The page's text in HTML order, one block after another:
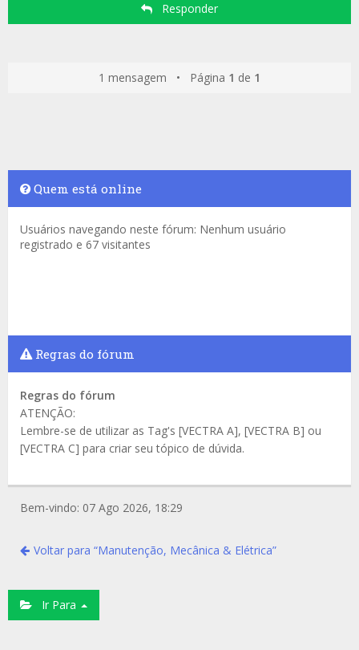
Responder
1 mensagem • Página 1 de 1
Quem está online
Usuários navegando neste fórum: Nenhum usuário
registrado e 67 visitantes
Regras do fórum
Regras do fórum
ATENÇÃO:
Lembre-se de utilizar as Tag's [VECTRA A], [VECTRA B] ou
[VECTRA C] para criar seu tópico de dúvida.
Bem-vindo: 07 Ago 2026, 18:29
Voltar para “Manutenção, Mecânica & Elétrica”
Ir Para